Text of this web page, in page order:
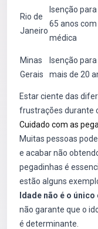
Rio de
Janeiro
Isenção
65 anos
médica
Minas
Gerais
Isenção
mais de 20
Estar ciente das
frustrações durante
Cuidado com as
Muitas pessoas
e acabar não
pegadinhas é
estão alguns
Idade não é o
não garante que o
é determinante.